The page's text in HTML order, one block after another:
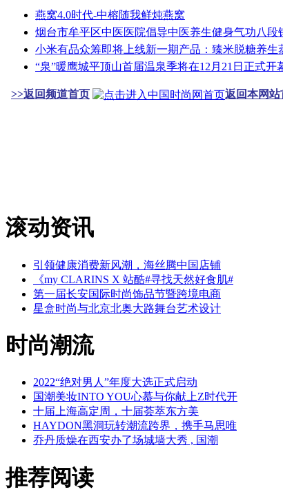
燕窝4.0时代-中榕随我鲜炖燕窝
烟台市牟平区中医医院倡导中医养生健身气功八段
小米有品众筹即将上线新一期产品：臻米脱糖养生
“泉”暖鹰城平顶山首届温泉季将在12月21日正式开
>>返回频道首页 返回本网站
滚动资讯
引领健康消费新风潮，海丝腾中国店铺
《my CLARINS X 站酷#寻找天然好食肌#
第一届长安国际时尚饰品节暨跨境电商
星盒时尚与北京北奥大路舞台艺术设计
时尚潮流
2022“绝对男人”年度大选正式启动
国潮美妆INTO YOU心慕与你献上Z时代开
十届上海高定周，十届荟萃东方美
HAYDON黑洞玩转潮流跨界，携手马思唯
乔丹质燥在西安办了场城墙大秀 , 国潮
推荐阅读